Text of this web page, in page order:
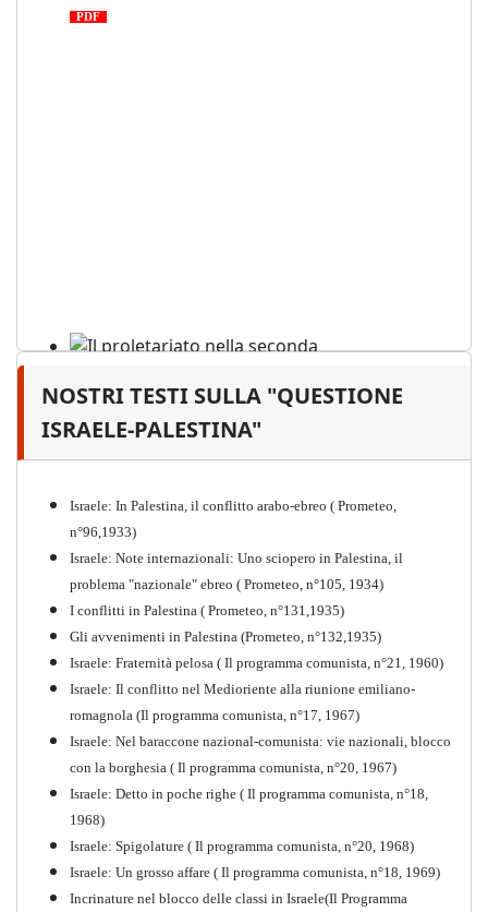
PDF
Il proletariato nella seconda
guerra mondiale e nella
Storia della Sinistra
Comunista V
NOSTRI TESTI SULLA "QUESTIONE
ISRAELE-PALESTINA"
Israele: In Palestina, il conflitto arabo-ebreo ( Prometeo,
n°96,1933)
Israele: Note internazionali: Uno sciopero in Palestina, il
problema "nazionale" ebreo ( Prometeo, n°105, 1934)
I conflitti in Palestina ( Prometeo, n°131,1935)
Gli avvenimenti in Palestina (Prometeo, n°132,1935)
Israele: Fraternità pelosa ( Il programma comunista, n°21, 1960)
Israele: Il conflitto nel Medioriente alla riunione emiliano-
romagnola (Il programma comunista, n°17, 1967)
Israele: Nel baraccone nazional-comunista: vie nazionali, blocco
con la borghesia ( Il programma comunista, n°20, 1967)
Israele: Detto in poche righe ( Il programma comunista, n°18,
1968)
Israele: Spigolature ( Il programma comunista, n°20, 1968)
Israele: Un grosso affare ( Il programma comunista, n°18, 1969)
Incrinature nel blocco delle classi in Israele(Il Programma